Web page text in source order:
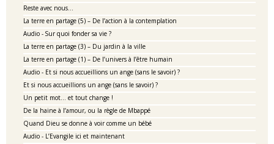
Reste avec nous…
La terre en partage (5) – De l’action à la contemplation
Audio - Sur quoi fonder sa vie ?
La terre en partage (3) – Du jardin à la ville
La terre en partage (1) – De l’univers à l’être humain
Audio - Et si nous accueillions un ange (sans le savoir) ?
Et si nous accueillions un ange (sans le savoir) ?
Un petit mot… et tout change !
De la haine à l’amour, ou la règle de Mbappé
Quand Dieu se donne à voir comme un bébé
Audio - L’Evangile ici et maintenant